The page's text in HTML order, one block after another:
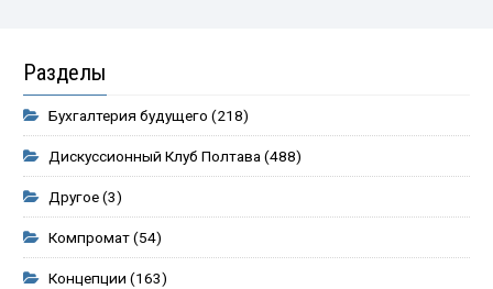
Разделы
Бухгалтерия будущего (218)
Дискуссионный Клуб Полтава(488)
Другое(3)
Компромат(54)
Концепции (163)